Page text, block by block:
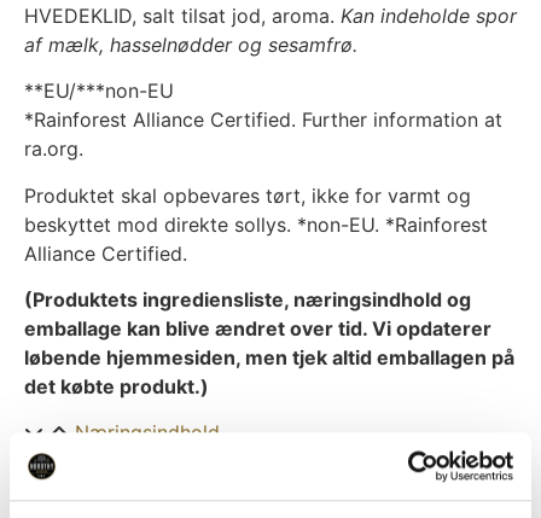
HVEDEKLID, salt tilsat jod, aroma. Kan indeholde spor
af mælk, hasselnødder og sesamfrø.
**EU/***non-EU
*Rainforest Alliance Certified. Further information at
ra.org.
Produktet skal opbevares tørt, ikke for varmt og
beskyttet mod direkte sollys. *non-EU. *Rainforest
Alliance Certified.
(Produktets ingrediensliste, næringsindhold og
emballage kan blive ændret over tid. Vi opdaterer
løbende hjemmesiden, men tjek altid emballagen på
det købte produkt.)
Næringsindhold
Næringsindhold pr. 100g
Energi 1709 kJ/ 406 kcal